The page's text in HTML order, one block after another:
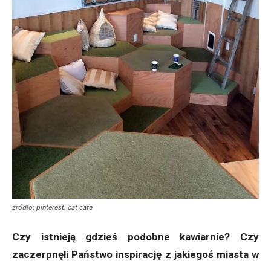
źródło: pinterest. cat cafe
Czy istnieją gdzieś podobne kawiarnie? Czy
zaczerpnęli Państwo inspirację z jakiegoś miasta w